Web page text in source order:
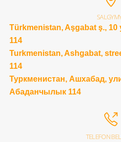
Türkmenistan, Aşgabat ş.,
114
Turkmenistan, Ashgabat,
114
Туркменистан, Ашхабад,
Абаданчылык 114
TELEFON